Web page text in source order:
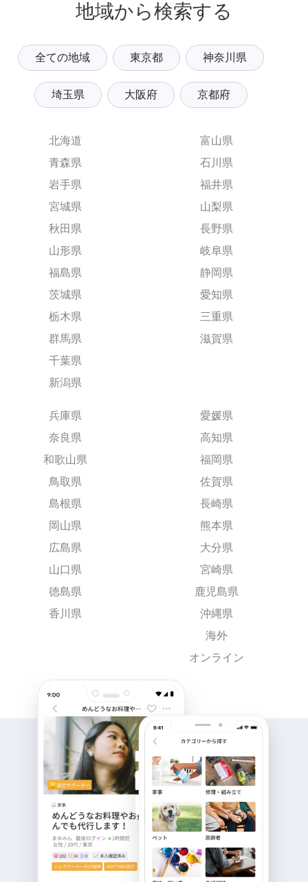
地域から検索する
全ての地域 東京都 神奈川県
埼玉県 大阪府 京都府
北海道
青森県
岩手県
宮城県
秋田県
山形県
福島県
茨城県
栃木県
群馬県
千葉県
新潟県
富山県
石川県
福井県
山梨県
長野県
岐阜県
静岡県
愛知県
三重県
滋賀県
兵庫県
奈良県
和歌山県
鳥取県
島根県
岡山県
広島県
山口県
徳島県
香川県
愛媛県
高知県
福岡県
佐賀県
長崎県
熊本県
大分県
宮崎県
鹿児島県
沖縄県
海外
オンライン